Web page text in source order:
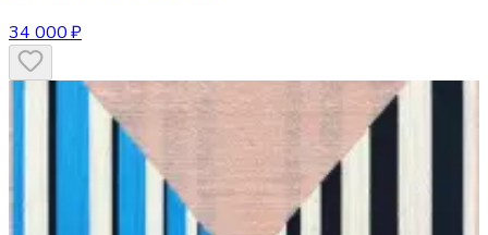
34 000 ₽